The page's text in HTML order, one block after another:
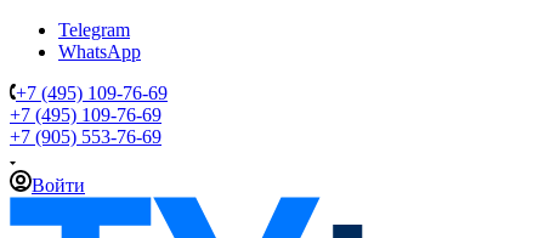
Telegram
WhatsApp
+7 (495) 109-76-69
+7 (495) 109-76-69
+7 (905) 553-76-69
Войти